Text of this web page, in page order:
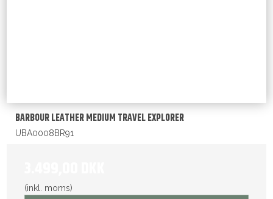
BARBOUR LEATHER MEDIUM TRAVEL EXPLORER
UBA0008BR91
(inkl. moms)